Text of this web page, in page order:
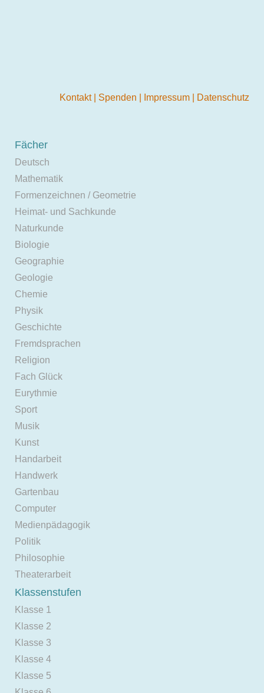
Kontakt Spenden Impressum Datenschutz
Fächer
Deutsch
Mathematik
Formenzeichnen / Geometrie
Heimat- und Sachkunde
Naturkunde
Biologie
Geographie
Geologie
Chemie
Physik
Geschichte
Fremdsprachen
Religion
Fach Glück
Eurythmie
Sport
Musik
Kunst
Handarbeit
Handwerk
Gartenbau
Computer
Medienpädagogik
Politik
Philosophie
Theaterarbeit
Klassenstufen
Klasse 1
Klasse 2
Klasse 3
Klasse 4
Klasse 5